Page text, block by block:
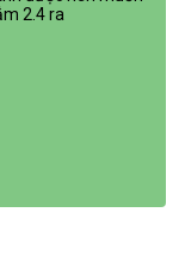
2.4 ra